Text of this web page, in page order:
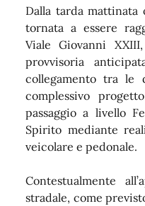
Dalla tarda
tornata a essere
Viale Giovanni
provvisoria
collegamento tra le
complessivo
passaggio a livello
Spirito mediante
veicolare e pedonale.
Contestualmente
stradale, come